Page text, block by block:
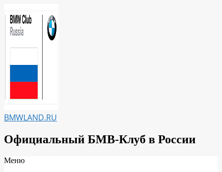
к
содержимому
BMWLAND.RU
Официальный БМВ-Клуб в России
Вторичное
Меню